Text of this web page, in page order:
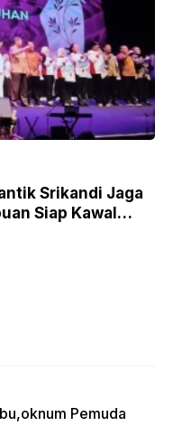
Srikandi Jaga
Siap Kawal
Pemuda